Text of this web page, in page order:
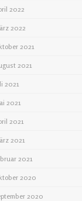
2022
2022
2021
2021
2021
2021
2021
2021
2021
2020
2020